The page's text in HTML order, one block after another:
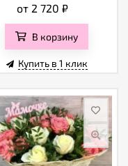
от 2 720₽
В корзину
Купить в 1 клик